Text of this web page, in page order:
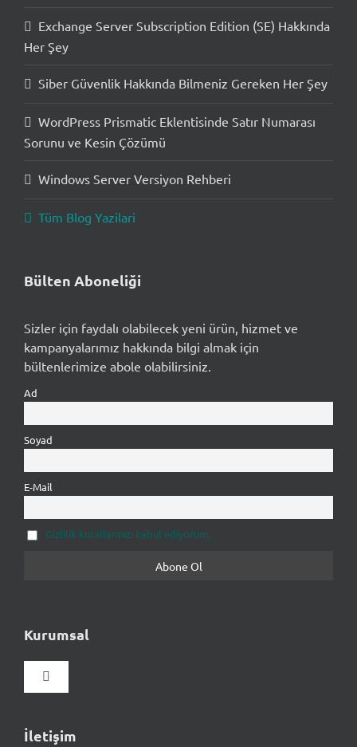
Exchange Server Subscription Edition (SE) Hakkında
Her Şey
Siber Güvenlik Hakkında Bilmeniz Gereken Her Şey
WordPress Prismatic Eklentisinde Satır Numarası
Sorunu ve Kesin Çözümü
Windows Server Versiyon Rehberi
Tüm Blog Yazilari
Bülten Aboneliği
Sizler için faydalı olabilecek yeni ürün, hizmet ve
kampanyalarımız hakkında bilgi almak için
bültenlerimize abole olabilirsiniz.
Ad
Soyad
E-Mail
Gizlilik kurallarınızı kabul ediyorum.
Kurumsal
Gezinmeyi
İletişim